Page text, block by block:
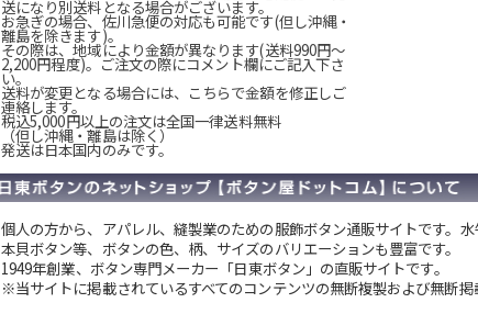
送になり別送料となる場合がございます。
お急ぎの場合、佐川急便の対応も可能です(但し沖縄・
離島を除きます)。
その際は、地域により金額が異なります(送料990円～
2,200円程度)。ご注文の際にコメント欄にご記入下さ
い。
送料が変更となる場合には、こちらで金額を修正しご
連絡します。
税込5,000円以上の注文は全国一律送料無料
（但し沖縄・離島は除く）
発送は日本国内のみです。
個人の方から、アパレル、縫製業のための服飾ボタン通販サイトです。 水
本貝ボタン等、ボタンの色、柄、サイズのバリエーションも豊富です。
1949年創業、ボタン専門メーカー「日東ボタン」の直販サイトです。
※当サイトに掲載されているすべてのコンテンツの無断複製および無断掲